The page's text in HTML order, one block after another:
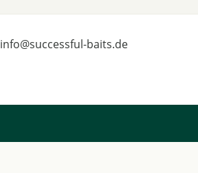
info@successful-baits.de